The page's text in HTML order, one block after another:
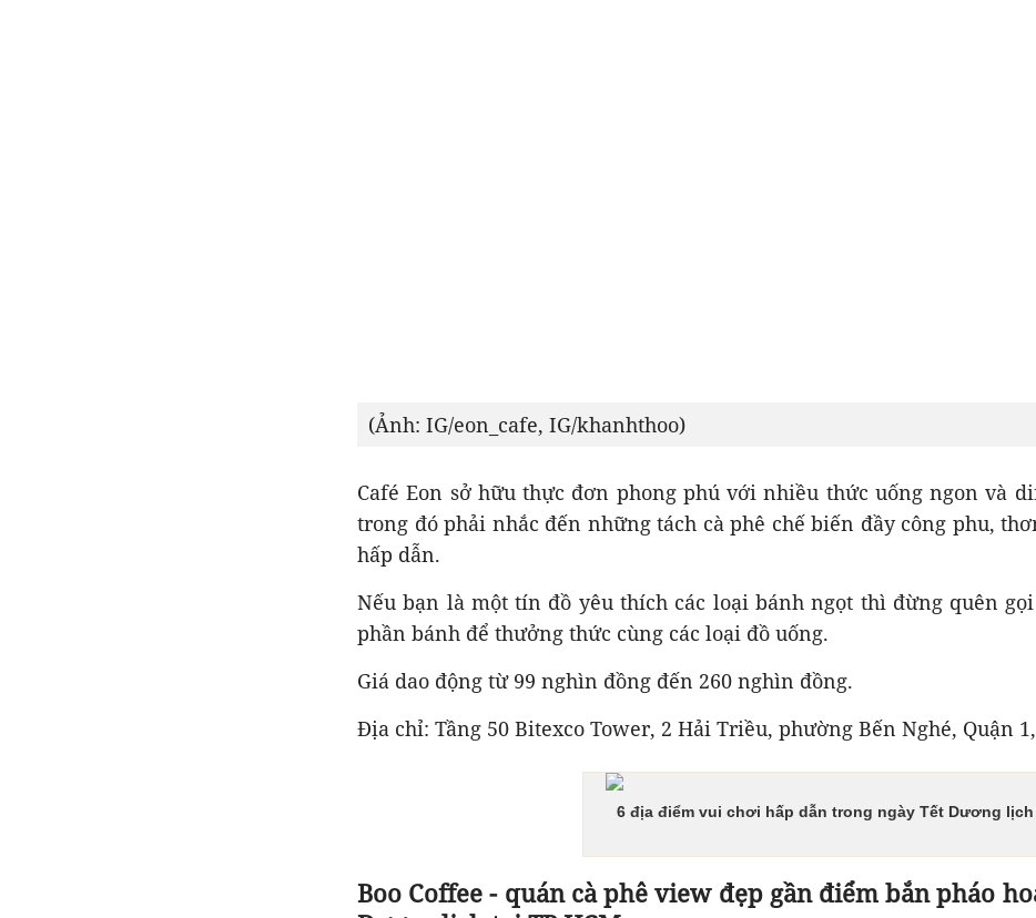
(Ảnh: IG/eon_cafe, IG/khanhthoo)
Café Eon sở hữu thực đơn phong phú với nhiều thức uống ngon và
trong đó phải nhắc đến những tách cà phê chế biến đầy công phu,
hấp dẫn.
Nếu bạn là một tín đồ yêu thích các loại bánh ngọt thì đừng quên
phần bánh để thưởng thức cùng các loại đồ uống.
Giá dao động từ 99 nghìn đồng đến 260 nghìn đồng.
Địa chỉ: Tầng 50 Bitexco Tower, 2 Hải Triều, phường Bến Nghé, Quận
6 địa điểm vui chơi hấp dẫn trong ngày Tết Dương lịch
Boo Coffee - quán cà phê view đẹp gần điểm bắn pháo